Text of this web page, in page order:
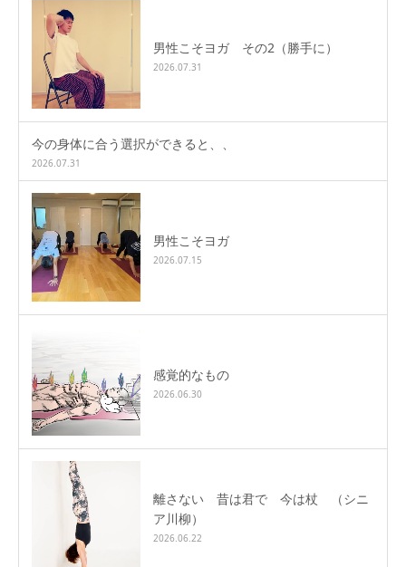
男性こそヨガ その2（勝手に）
2026.07.31
今の身体に合う選択ができると、、
2026.07.31
男性こそヨガ
2026.07.15
感覚的なもの
2026.06.30
離さない 昔は君で 今は杖 （シニ
ア川柳）
2026.06.22